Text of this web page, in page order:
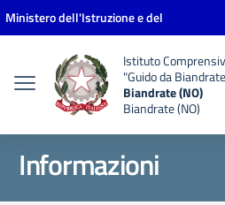
Vai ai contenuti
Vai al menu di navigazione
Vai al footer
Ministero dell'Istruzione e del
Istituto
"Guido da
Biandrate (NO)
Biandrate (NO)
Informazioni